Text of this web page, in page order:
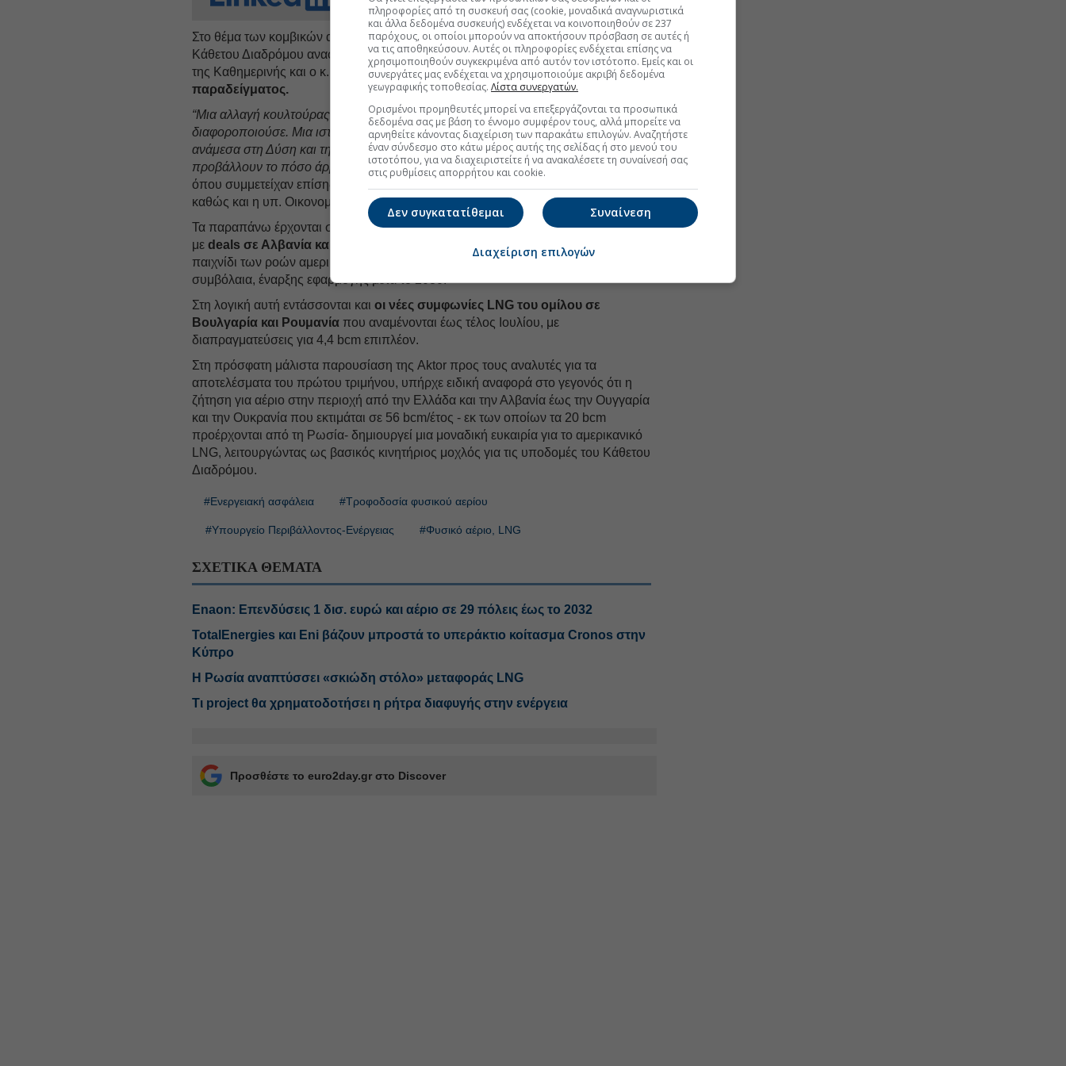
Ακολουθήστε τη σελίδα τουEuro2day.grστοLinkedin
Στο θέμα των κομβικών αλλαγών που δρομολογούνται με την επέκταση του
Κάθετου Διαδρόμου αναφέρθηκε χθες από το συνέδριο των Financial Times και
της Καθημερινής και ο κ. Παπασταύρου, κάνοντας λόγο για μιαιστορική αλλαγή
παραδείγματος.
“Μια αλλαγή κουλτούρας. Μεγαλώσαμε μέσα σε μια ιστορία που μας
διαφοροποιούσε. Μια ιστορία πολέμων και κάποιες φορές μια ιστορία διαίρεσης
ανάμεσα στη Δύση και την Ανατολή. Και τώρα όλοι οι υπουργοί αυτών των χωρών
προβάλλουν το πόσο άρρηκτα συνδεδεμένοι είμαστε",ανέφερε χθες κατά το πάνελ
όπου συμμετείχαν επίσης οι ομόλογοι του από Σερβία, Μολδαβία και Β.Μακεδονία,
καθώς και η υπ. Οικονομίας και Βιώσιμης Ανάπτυξης της Γεωργίας.
Τα παραπάνω έρχονται σε συνέχεια όσων συμφώνησε πρόσφατα ο ομιλοςAktor
μεdeals σε Αλβανία και Βοσνία
, που στην ουσία βάζουν και αυτές τις χώρες στο
παιχνίδι των ροών αμερικανικού LNG στη περιοχή, μέσα από μακροχρόνια
συμβόλαια, έναρξης εφαρμογής μετά το 2030.
Στη λογική αυτή εντάσσονται καιοι νέες συμφωνίες LNG του ομίλου σε
Βουλγαρία και Ρουμανία που αναμένονται έως τέλος Ιουλίου, με
διαπραγματεύσεις για 4,4 bcm επιπλέον.
Στη πρόσφατη μάλιστα παρουσίαση της Aktor προς τους αναλυτές για τα
αποτελέσματα του πρώτου τριμήνου, υπήρχε ειδική αναφορά στο γεγονός ότι η
ζήτηση για αέριο στην περιοχή από την Ελλάδα και την Αλβανία έως την Ουγγαρία
και την Ουκρανία που εκτιμάται σε 56 bcm/έτος - εκ των οποίων τα 20 bcm
προέρχονται από τη Ρωσία- δημιουργεί μια μοναδική ευκαιρία για το αμερικανικό
LNG, λειτουργώντας ως βασικός κινητήριος μοχλός για τις υποδομές του Κάθετου
Διαδρόμου.
#Ενεργειακή ασφάλεια #Τροφοδοσία φυσικού αερίου
#Υπουργείο Περιβάλλοντος-Ενέργειας #Φυσικό αέριο, LNG
ΣΧΕΤΙΚΑ ΘΕΜΑΤΑ
Enaon: Επενδύσεις 1 δισ. ευρώ και αέριο σε 29 πόλεις έως το 2032
TotalEnergies και Eni βάζουν μπροστά το υπεράκτιο κοίτασμα Cronos στην
Κύπρο
Η Ρωσία αναπτύσσει «σκιώδη στόλο» μεταφοράς LNG
Τι project θα χρηματοδοτήσει η ρήτρα διαφυγής στην ενέργεια
Προσθέστε το euro2day.gr στο Discover
πληροφορίες από τη συσκευή σας (cookie, μοναδικά αναγνωριστικά
και άλλα δεδομένα συσκευής) ενδέχεται να κοινοποιηθούν σε 237
παρόχους, οι οποίοι μπορούν να αποκτήσουν πρόσβαση σε αυτές ή
να τις αποθηκεύσουν. Αυτές οι πληροφορίες ενδέχεται επίσης να
χρησιμοποιηθούν συγκεκριμένα από αυτόν τον ιστότοπο. Εμείς και οι
συνεργάτες μας ενδέχεται να χρησιμοποιούμε ακριβή δεδομένα
γεωγραφικής τοποθεσίας. Λίστα συνεργατών.
Ορισμένοι προμηθευτές μπορεί να επεξεργάζονται τα προσωπικά
δεδομένα σας με βάση το έννομο συμφέρον τους, αλλά μπορείτε να
αρνηθείτε κάνοντας διαχείριση των παρακάτω επιλογών. Αναζητήστε
έναν σύνδεσμο στο κάτω μέρος αυτής της σελίδας ή στο μενού του
ιστοτόπου, για να διαχειριστείτε ή να ανακαλέσετε τη συναίνεσή σας
στις ρυθμίσεις απορρήτου και cookie.
Συναίνεση
Δεν συγκατατίθεμαι
Διαχείριση επιλογών